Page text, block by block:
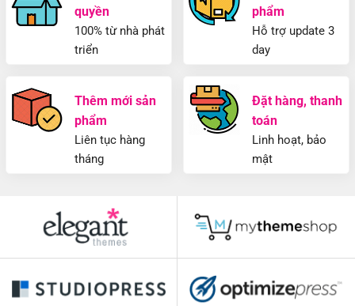
quyền
100% từ nhà phát
triển
phẩm
Hỗ trợ update 3
day
Thêm mới sản
phẩm
Liên tục hàng
tháng
Đặt hàng, thanh
toán
Linh hoạt, bảo
mật